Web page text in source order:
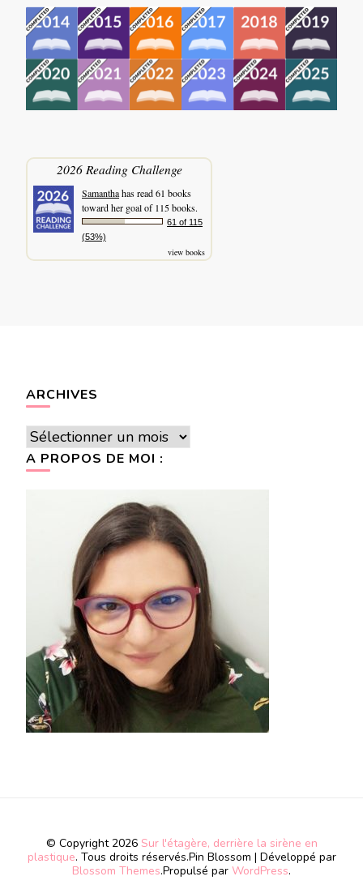
2026 Reading Challenge
Samanthahas read 61 books
toward her goal of 115 books.
61 of 115
(53%)
view books
ARCHIVES
Archives
A PROPOS DE MOI :
© Copyright 2026 Sur l'étagère, derrière la sirène en
plastique. Tous droits réservés.Pin Blossom | Développé par
Blossom Themes.Propulsé par WordPress.